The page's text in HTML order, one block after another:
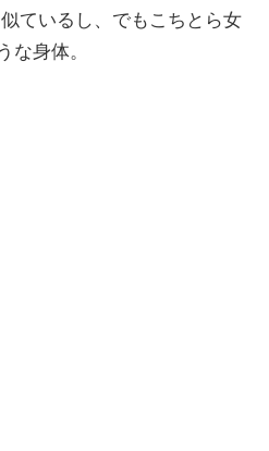
ているし、でもこちとら女
な身体。